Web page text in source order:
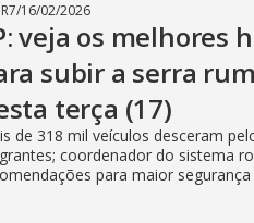
/16/02/2026
veja os melhores
subir a serra
terça (17)
de 318 mil veículos desceram
coordenador do sistema
para maior segurança